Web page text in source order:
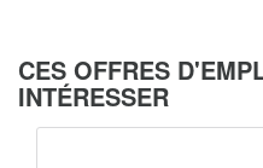
CES OFFRES
INTÉRESSER